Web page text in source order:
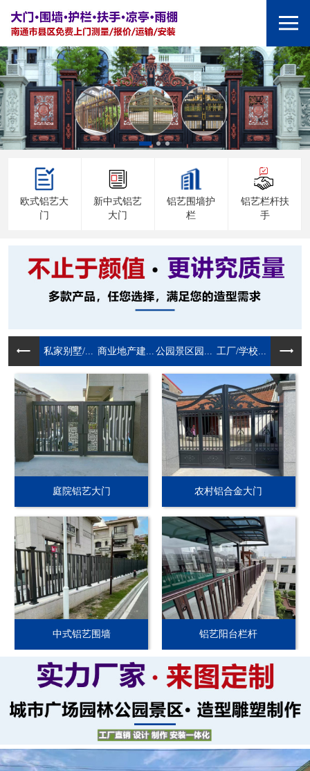
欧式铝艺大
门
新中式铝艺
大门
铝艺围墙护
栏
铝艺栏杆扶
手
私家别墅/... 商业地产建... 公园景区园... 工厂/学校...
庭院铝艺大门 农村铝合金大门
中式铝艺围墙 铝艺阳台栏杆